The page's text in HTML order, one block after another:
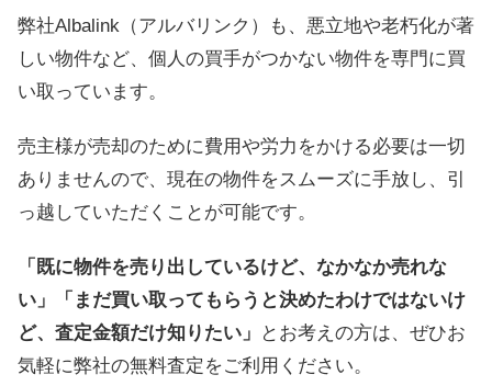
弊社Albalink（アルバリンク）も、悪立地や老朽化が著
しい物件など、個人の買手がつかない物件を専門に買
い取っています。
売主様が売却のために費用や労力をかける必要は一切
ありませんので、現在の物件をスムーズに手放し、引
っ越していただくことが可能です。
「既に物件を売り出しているけど、なかなか売れな
い」「まだ買い取ってもらうと決めたわけではないけ
ど、査定金額だけ知りたい」
とお考えの方は、ぜひお
気軽に弊社の無料査定をご利用ください。